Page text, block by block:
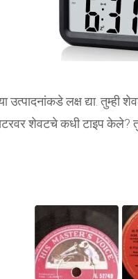
उत्पादनांकडे लक्ष द्या.
शेवटचे कधी टाइप केले?